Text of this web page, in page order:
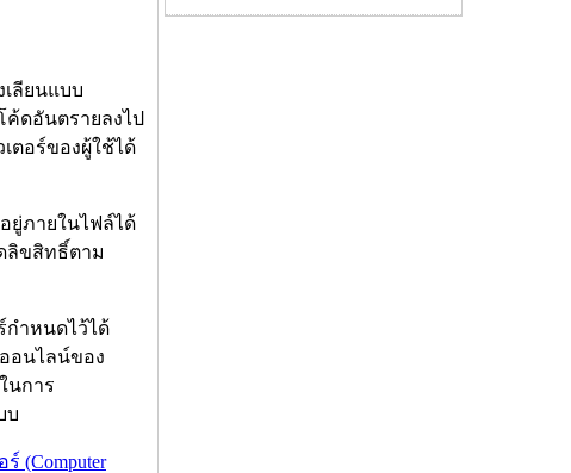
เลียนแบบ
ดอันตรายลงไป
ตอร์ของผู้ใช้ได้
ยู่ภายในไฟล์ได้
ลิขสิทธิ์ตาม
กำหนดไว้ได้
อนไลน์ของ
นการ
บ
(Computer